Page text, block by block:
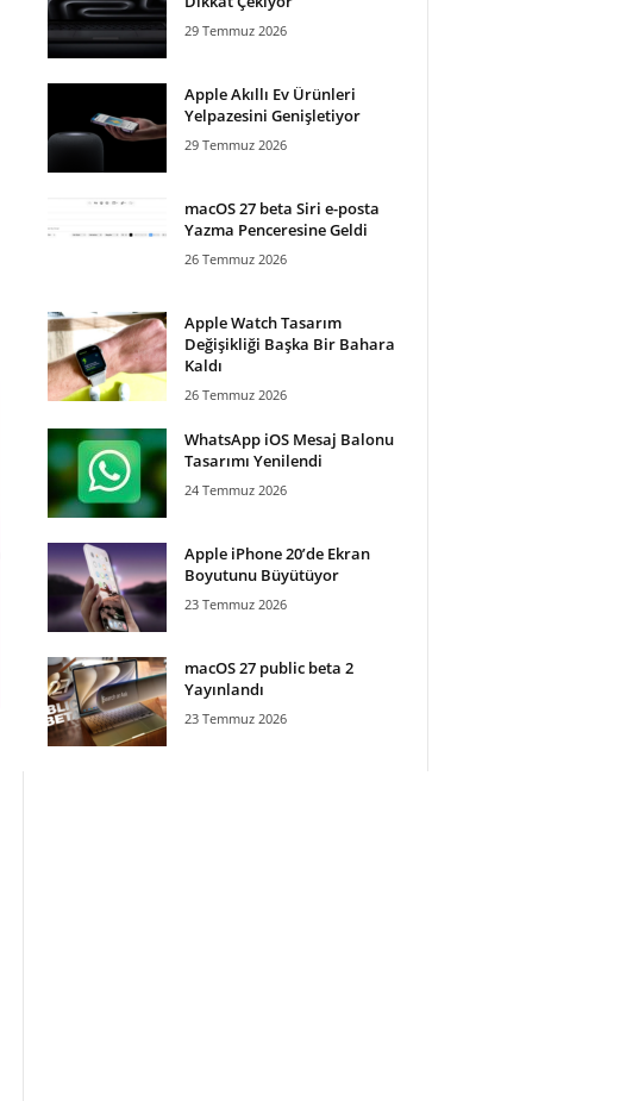
29 Temmuz 2026
Apple Akıllı Ev Ürünleri
Yelpazesini Genişletiyor
29 Temmuz 2026
macOS 27 beta Siri e-posta
Yazma Penceresine Geldi
26 Temmuz 2026
Apple Watch Tasarım
Değişikliği Başka Bir Bahara
Kaldı
26 Temmuz 2026
WhatsApp iOS Mesaj Balonu
Tasarımı Yenilendi
24 Temmuz 2026
Apple iPhone 20’de Ekran
Boyutunu Büyütüyor
23 Temmuz 2026
macOS 27 public beta 2
Yayınlandı
23 Temmuz 2026